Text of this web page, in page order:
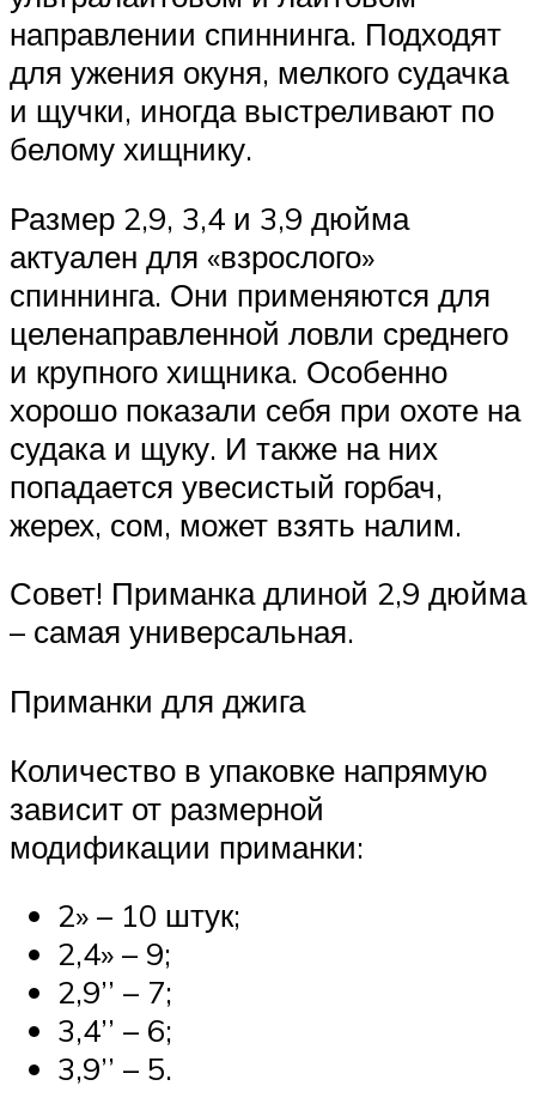
направлении спиннинга. Подходят
для ужения окуня, мелкого судачка
и щучки, иногда выстреливают по
белому хищнику.
Размер 2,9, 3,4 и 3,9 дюйма
актуален для «взрослого»
спиннинга. Они применяются для
целенаправленной ловли среднего
и крупного хищника. Особенно
хорошо показали себя при охоте на
судака и щуку. И также на них
попадается увесистый горбач,
жерех, сом, может взять налим.
Совет! Приманка длиной 2,9 дюйма
– самая универсальная.
Приманки для джига
Количество в упаковке напрямую
зависит от размерной
модификации приманки:
2» – 10 штук;
2,4» – 9;
2,9’’ – 7;
3,4’’ – 6;
3,9’’ – 5.